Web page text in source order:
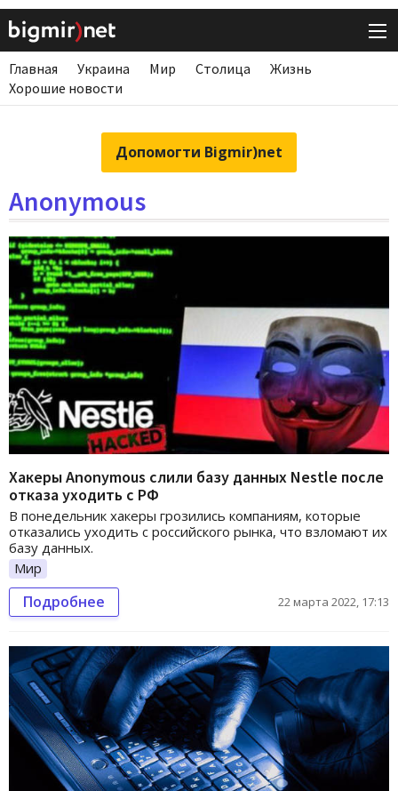
Главная Украина Мир Столица
Жизнь
Хорошие новости
Допомогти Bigmir)net
Anonymous
Хакеры Anonymous слили базу данных Nestle после
отказа уходить с РФ
В понедельник хакеры грозились компаниям, которые
отказались уходить с российского рынка, что взломают их
базу данных.
Мир
Подробнее 22 марта 2022, 17:13